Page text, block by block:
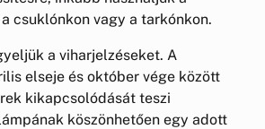
csuklónkon vagy a tarkónkon.
a viharjelzéseket. A
elseje és október vége között
kikapcsolódását teszi
köszönhetően egy adott